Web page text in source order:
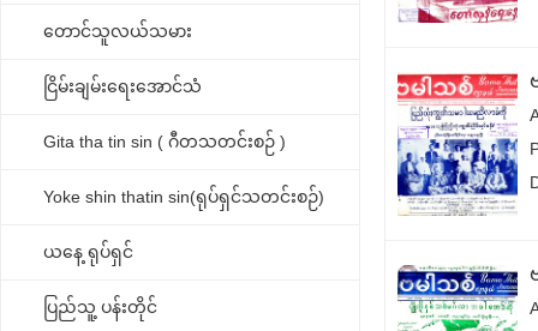
တောင်သူလယ်သမား
ငြိမ်းချမ်းရေးအောင်သံ
Gita tha tin sin ( ဂီတသတင်းစဉ် )
Yoke shin thatin sin(ရုပ်ရှင်သတင်းစဉ်)
ယနေ့ ရုပ်ရှင်
ပြည်သူ့ ပန်းတိုင်